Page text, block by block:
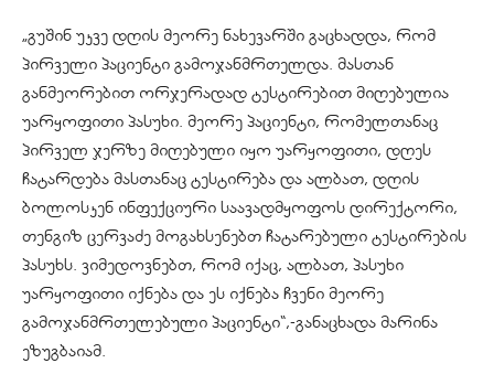
„გუშინ უკვე დღის მეორე ნახევარში გაცხადდა, რომ
პირველი პაციენტი გამოჯანმრთელდა. მასთან
განმეორებით ორჯერადად ტესტირებით მიღებულია
უარყოფითი პასუხი. მეორე პაციენტი, რომელთანაც
პირველ ჯერზე მიღებული იყო უარყოფითი, დღეს
ჩატარდება მასთანაც ტესტირება და ალბათ, დღის
ბოლოსკენ ინფექციური საავადმყოფოს დირექტორი,
თენგიზ ცერვაძე მოგახსენებთ ჩატარებული ტესტირების
პასუხს. ვიმედოვნებთ, რომ იქაც, ალბათ, პასუხი
უარყოფითი იქნება და ეს იქნება ჩვენი მეორე
გამოჯანმრთელებული პაციენტი“,-განაცხადა მარინა
ეზუგბაიამ.